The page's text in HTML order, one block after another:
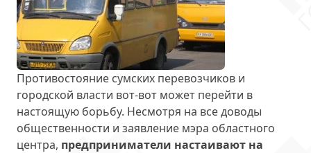
Противостояние сумских перевозчиков и
городской власти вот-вот может перейти в
настоящую борьбу. Несмотря на все доводы
общественности и заявление мэра областного
центра, предприниматели настаивают на